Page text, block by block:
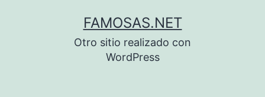
FAMOSAS.NET
Otro sitio realizado con
WordPress